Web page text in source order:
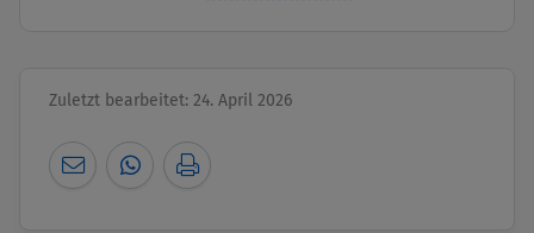
Zuletzt bearbeitet: 24. April 2026